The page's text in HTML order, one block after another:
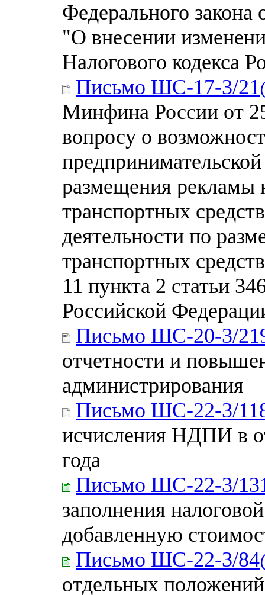
Федерального
"О внесении
Налогового кодекса
Письмо ШС-17-3/
Минфина России от
вопросу о
размещения рекламы
транспортных
деятельности по
транспортных
11 пункта 2 статьи
Российской
Письмо ШС-20-3/
отчетности и
администрирования
Письмо ШС-22-3/
исчисления НДПИ в
года
Письмо ШС-22-3/
заполнения
добавленную
Письмо ШС-22-3/
отдельных